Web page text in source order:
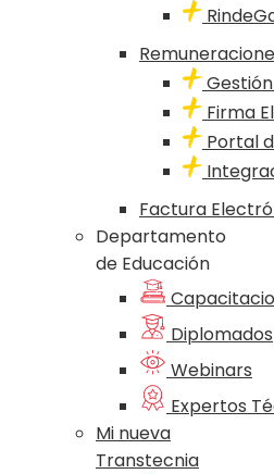
Firma
Portal
Factura
Departamento
de Educación
Diplomados
Webinars
Expertos
Mi nueva
Transtecnia